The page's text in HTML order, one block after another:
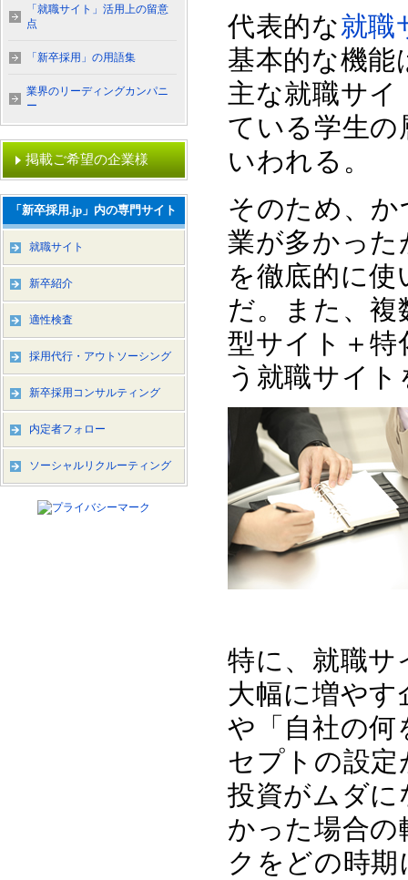
代表的な就職
基本的な機能
主な就職サ
ている学生
いわれる。
そのため、
業が多かった
を徹底的に
だ。また、
型サイト＋特
う就職サイ
特に、就職サ
大幅に増やす
や「自社の
セプトの設
投資がムダに
かった場合の
クをどの時
「就職サイト」活用上の留意
点
「新卒採用」の用語集
業界のリーディングカンパニ
ー
掲載ご希望の企業様
「新卒採用.jp」内の専門サイト
就職サイト
新卒紹介
適性検査
採用代行・アウトソーシング
新卒採用コンサルティング
内定者フォロー
ソーシャルリクルーティング